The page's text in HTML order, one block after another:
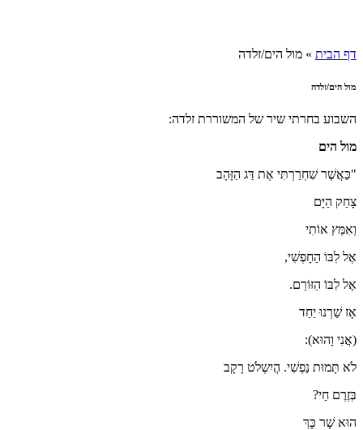
דף הבית » מול הים/זלדה
מול הים/זלדה
השבוע בחרתי שיר של המשוררת זלדה:
מול הים
"כַּאֲשֶׁר שִׁחְרַרְתִּי אֶת דַּג הַזָּהָב
צָחַק הַיָּם
וְאִמֵּץ אוֹתִי
אֶל לִבּוֹ הַחָפְשִׁי,
אֶל לִבּוֹ הַזּוֹרֵם.
אָז שַׁרְנוּ יַחַד
(אֲנִי וָהוּא):
לֹא תָּמוּת נַפְשִׁי. הֲיִשְלֹט רָקָב
בְּזֶרֶם חַי?
הוּא שָׁר כָּךְ